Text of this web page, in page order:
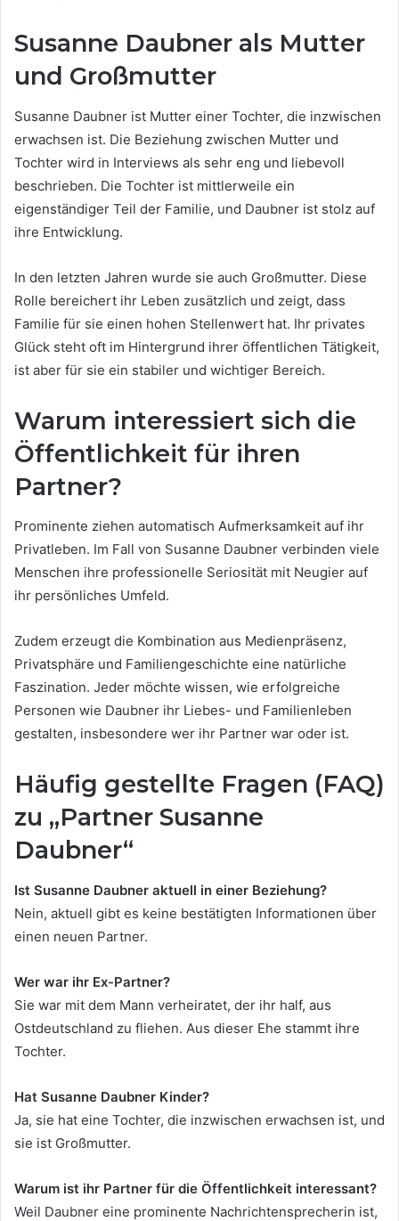
Susanne Daubner als Mutter
und Großmutter
Susanne Daubner ist Mutter einer Tochter, die inzwischen
erwachsen ist. Die Beziehung zwischen Mutter und
Tochter wird in Interviews als sehr eng und liebevoll
beschrieben. Die Tochter ist mittlerweile ein
eigenständiger Teil der Familie, und Daubner ist stolz auf
ihre Entwicklung.
In den letzten Jahren wurde sie auch Großmutter. Diese
Rolle bereichert ihr Leben zusätzlich und zeigt, dass
Familie für sie einen hohen Stellenwert hat. Ihr privates
Glück steht oft im Hintergrund ihrer öffentlichen Tätigkeit,
ist aber für sie ein stabiler und wichtiger Bereich.
Warum interessiert sich die
Öffentlichkeit für ihren
Partner?
Prominente ziehen automatisch Aufmerksamkeit auf ihr
Privatleben. Im Fall von Susanne Daubner verbinden viele
Menschen ihre professionelle Seriosität mit Neugier auf
ihr persönliches Umfeld.
Zudem erzeugt die Kombination aus Medienpräsenz,
Privatsphäre und Familiengeschichte eine natürliche
Faszination. Jeder möchte wissen, wie erfolgreiche
Personen wie Daubner ihr Liebes- und Familienleben
gestalten, insbesondere wer ihr Partner war oder ist.
Häufig gestellte Fragen (FAQ)
zu „Partner Susanne
Daubner“
Ist Susanne Daubner aktuell in einer Beziehung?
Nein, aktuell gibt es keine bestätigten Informationen über
einen neuen Partner.
Wer war ihr Ex-Partner?
Sie war mit dem Mann verheiratet, der ihr half, aus
Ostdeutschland zu fliehen. Aus dieser Ehe stammt ihre
Tochter.
Hat Susanne Daubner Kinder?
Ja, sie hat eine Tochter, die inzwischen erwachsen ist, und
sie ist Großmutter.
Warum ist ihr Partner für die Öffentlichkeit interessant?
Weil Daubner eine prominente Nachrichtensprecherin ist,